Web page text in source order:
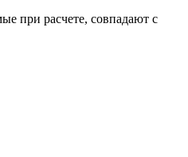
при расчете, совпадают с